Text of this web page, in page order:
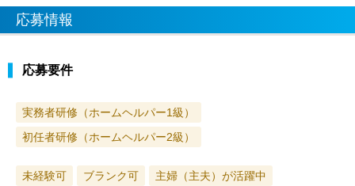
応募情報
応募要件
実務者研修（ホームヘルパー1級）
初任者研修（ホームヘルパー2級）
未経験可 ブランク可 主婦（主夫）が活躍中